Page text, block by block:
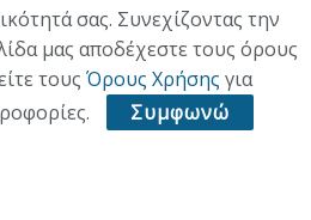
σας. Συνεχίζοντας την
μας αποδέχεστε τους όρους
τους Όρους Χρήσης για
Συμφωνώ